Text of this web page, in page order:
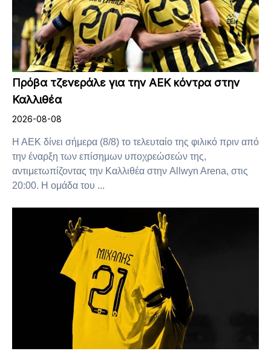
Πρόβα τζενεράλε για την ΑΕΚ κόντρα στην
Καλλιθέα
2026-08-08
Η ΑΕΚ δίνει σήμερα (8/8) το τελευταίο της φιλικό πριν από
την έναρξη των επίσημων υποχρεώσεών της,
αντιμετωπίζοντας την Καλλιθέα στην Allwyn Arena, στις
20:00. Η ομάδα του ...